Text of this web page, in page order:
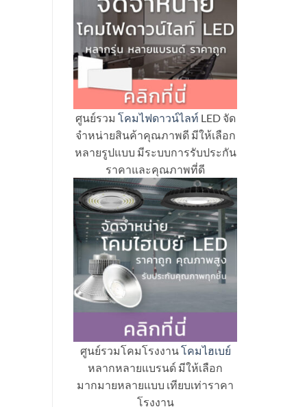
ศูนย์รวม โคมไฟดาวน์ไลท์ LED จัด
จำหน่ายสินค้าคุณภาพดี มีให้เลือก
หลายรูปแบบ มีระบบการรับประกัน
ราคาและคุณภาพที่ดี
ศูนย์รวมโคมโรงงานโคมไฮเบย์
หลากหลายแบรนด์ มีให้เลือก
มากมายหลายแบบ เทียบเท่าราคา
โรงงาน